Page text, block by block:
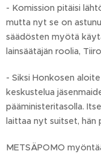
- Komission pitäisi
mutta nyt se on
säädösten myötä
lainsäätäjän roolia,
- Siksi Honkosen
keskustelua
pääministeritasolla.
laittaa nyt suitset, hän
METSÄPOMO